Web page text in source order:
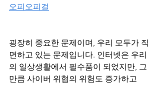
오피오피걸
굉장히 중요한 문제이며, 우리 모두가 직
면하고 있는 문제입니다. 인터넷은 우리
의 일상생활에서 필수품이 되었지만, 그
만큼 사이버 위협의 위험도 증가하고